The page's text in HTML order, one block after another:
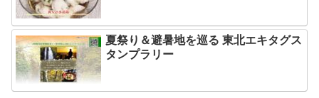
夏祭り＆避暑地を巡る 東北エキタグス
タンプラリー